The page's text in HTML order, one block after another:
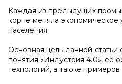
Каждая из предыдущих
корне меняла экономическое
населения.
Основная цель данной статьи
понятия «Индустрия 4.0», ее
технологий, а также примеров